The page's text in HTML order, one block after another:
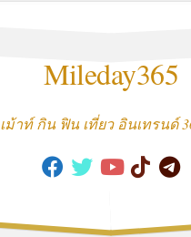
Mileday365
เม้าท์ กิน ฟิน เที่ยว อินเทรนด์